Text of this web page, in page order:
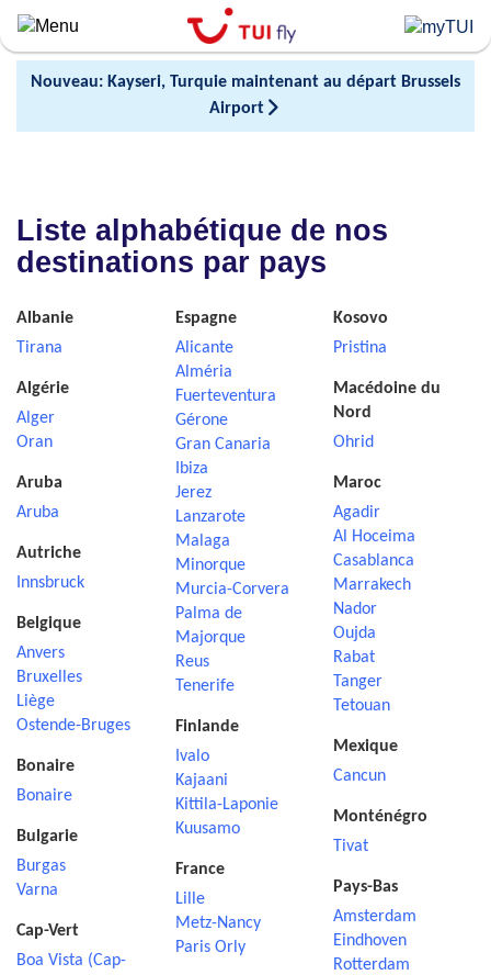
Skip
to
main
contentNouveau: Kayseri, Turquie maintenant au départ Brussels
Airport
Liste alphabétique de nos
destinations par pays
Albanie
Tirana
Algérie
Alger
Oran
Aruba
Aruba
Autriche
Innsbruck
Belgique
Anvers
Bruxelles
Liège
Ostende-Bruges
Bonaire
Bonaire
Bulgarie
Burgas
Varna
Cap-Vert
Boa Vista (Cap-
Espagne
Alicante
Alméria
Fuerteventura
Gérone
Gran Canaria
Ibiza
Jerez
Lanzarote
Malaga
Minorque
Murcia-Corvera
Palma de
Majorque
Reus
Tenerife
Finlande
Ivalo
Kajaani
Kittila-Laponie
Kuusamo
France
Lille
Metz-Nancy
Paris Orly
Kosovo
Pristina
Macédoine du
Nord
Ohrid
Maroc
Agadir
Al Hoceima
Casablanca
Marrakech
Nador
Oujda
Rabat
Tanger
Tetouan
Mexique
Cancun
Monténégro
Tivat
Pays-Bas
Amsterdam
Eindhoven
Rotterdam